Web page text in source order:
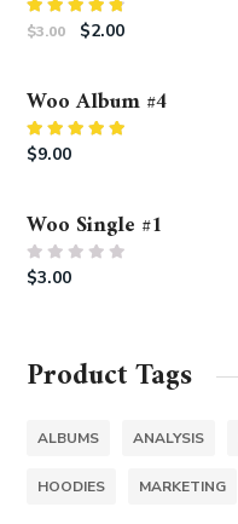
Rated
4.50
out
$3.00 $2.00
Woo Album #4
Rated
out of 5
$9.00
Woo Single #1
Rated
0
$3.00
Product Tags
ALBUMS ANALYSIS
HOODIES MARKETING